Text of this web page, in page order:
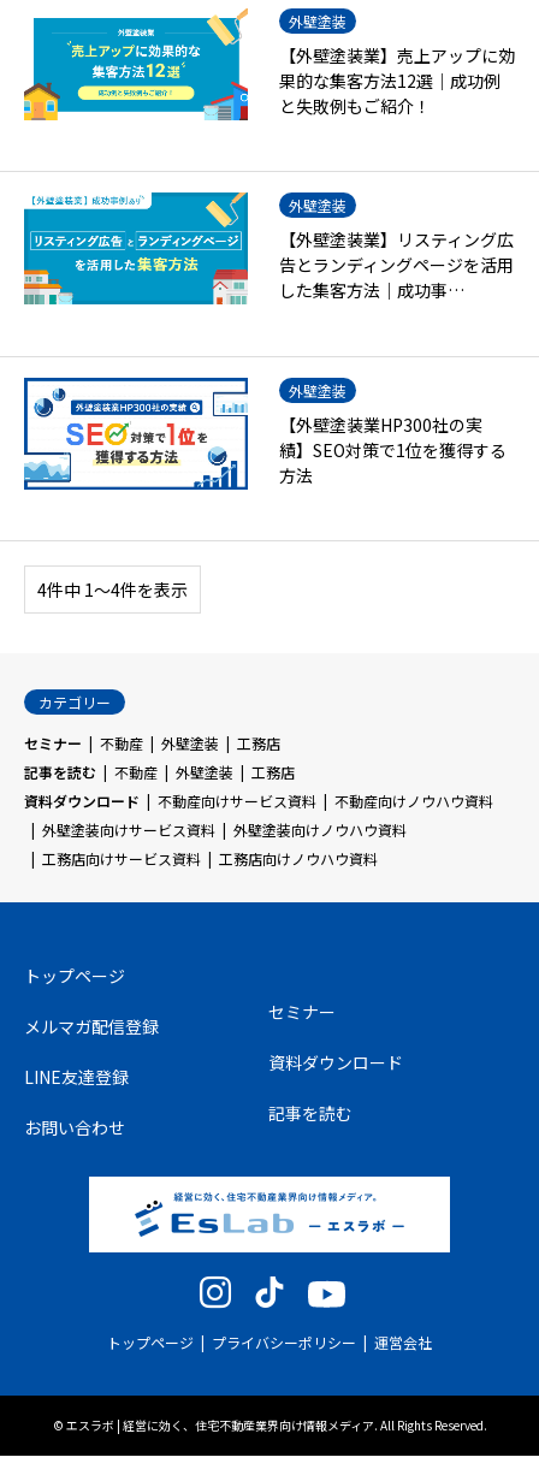
外壁塗装
【外壁塗装業】売上アップに効
果的な集客方法12選｜成功例
と失敗例もご紹介！
外壁塗装
【外壁塗装業】リスティング広
告とランディングページを活用
した集客方法｜成功事…
外壁塗装
【外壁塗装業HP300社の実
績】SEO対策で1位を獲得する
方法
4件中 1〜4件を表示
カテゴリー
セミナー
不動産 外壁塗装
工務店
記事を読む
不動産 外壁塗装
工務店
資料ダウンロード
不動産向けサービス資料
不動産向けノウハウ資料
外壁塗装向けサービス資料
外壁塗装向けノウハウ資料
工務店向けサービス資料
工務店向けノウハウ資料
トップページ
メルマガ配信登録
LINE友達登録
お問い合わせ
セミナー
資料ダウンロード
記事を読む
YouTube
トップページ プライバシーポリシー 運営会社
© エスラボ | 経営に効く、住宅不動産業界向け情報メディア. All Rights Reserved.